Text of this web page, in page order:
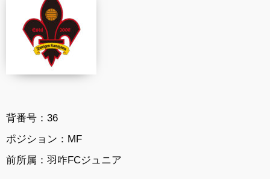
背番号：36
ポジション：MF
前所属：羽咋FCジュニア